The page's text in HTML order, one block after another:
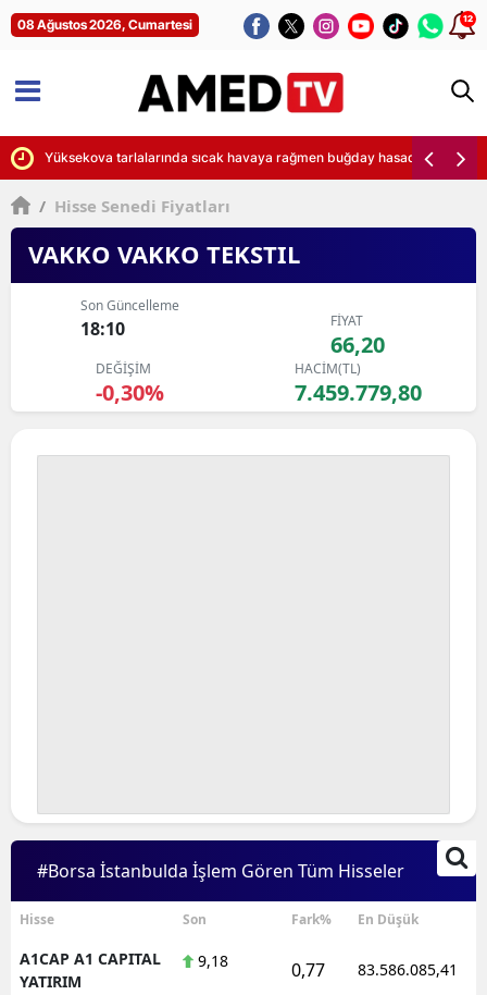
08 Ağustos 2026, Cumartesi 12
Yüksekova tarlalarında sıcak havaya rağmen buğday hasadı zamanı
/ Hisse Senedi Fiyatları
VAKKO VAKKO TEKSTIL
Son Güncelleme
18:10 FİYAT
66,20
DEĞİŞİM
-0,30%
HACİM(TL)
7.459.779,80
#Borsa İstanbulda İşlem Gören Tüm Hisseler
Hisse Son Fark% En Düşük
A1CAP A1 CAPITAL
YATIRIM
9,18 0,77 83.586.085,41